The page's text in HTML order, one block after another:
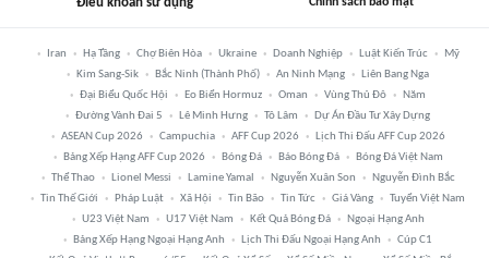
Iran Hạ Tầng Chợ Biên Hòa Ukraine Doanh Nghiệp Luật Kiến Trúc
Mỹ
Kim Sang-Sik
Bắc Ninh (thành Phố) An Ninh Mạng
Liên Bang Nga
Đại Biểu Quốc Hội
Eo Biển Hormuz Oman Vùng Thủ Đô
Năm
Đường Vành Đai 5
Lê Minh Hưng Tô Lâm
Dự Án Đầu Tư Xây Dựng
ASEAN Cup 2026
Campuchia AFF Cup 2026
Lịch Thi Đấu AFF Cup 2026
Bảng Xếp Hạng AFF Cup 2026
Bóng Đá Báo Bóng Đá
Bóng Đá Việt Nam
Thể Thao
Lionel Messi Lamine Yamal Nguyễn Xuân Son
Nguyễn Đình Bắc
Tin Thế Giới
Pháp Luật Xã Hội Tin Bão Tin Tức Giá Vàng
Tuyển Việt Nam
U23 Việt Nam
U17 Việt Nam Kết Quả Bóng Đá
Ngoại Hạng Anh
Bảng Xếp Hạng Ngoại Hạng Anh
Lịch Thi Đấu Ngoại Hạng Anh
Cúp C1